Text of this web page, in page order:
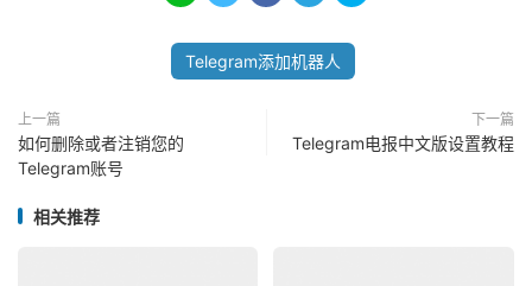
Telegram添加机器人
上一篇
如何删除或者注销您的
Telegram账号
下一篇
Telegram电报中文版设置教程
相关推荐